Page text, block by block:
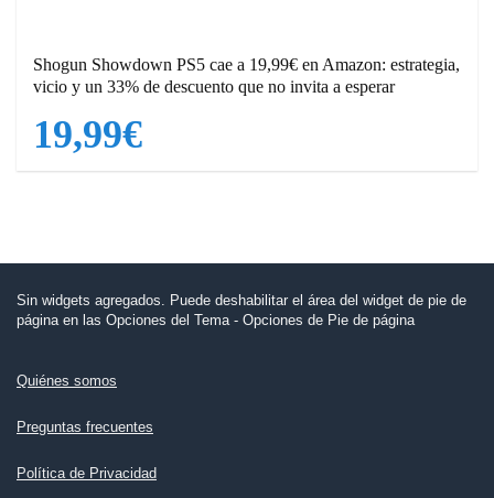
Shogun Showdown PS5 cae a 19,99€ en Amazon: estrategia,
vicio y un 33% de descuento que no invita a esperar
19,99€
Sin widgets agregados. Puede deshabilitar el área del widget de pie de
página en las Opciones del Tema - Opciones de Pie de página
Quiénes somos
Preguntas frecuentes
Política de Privacidad